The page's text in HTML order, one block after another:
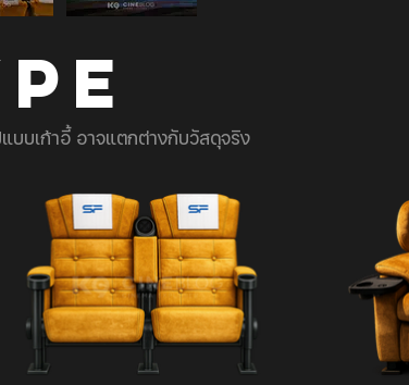
บบเก้าอี้ อาจแตกต่างกับวัสดุจริง